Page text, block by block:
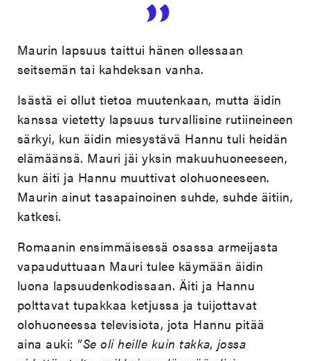
Maurin lapsuus taittui hänen ollessaan
seitsemän tai kahdeksan vanha.
Isästä ei ollut tietoa muutenkaan, mutta äidin
kanssa vietetty lapsuus turvallisine rutiineineen
särkyi, kun äidin miesystävä Hannu tuli heidän
elämäänsä. Mauri jäi yksin makuuhuoneeseen,
kun äiti ja Hannu muuttivat olohuoneeseen.
Maurin ainut tasapainoinen suhde, suhde äitiin,
katkesi.
Romaanin ensimmäisessä osassa armeijasta
vapauduttuaan Mauri tulee käymään äidin
luona lapsuudenkodissaan. Äiti ja Hannu
polttavat tupakkaa ketjussa ja tuijottavat
olohuoneessa televisiota, jota Hannu pitää
aina auki: ”Se oli heille kuin takka, jossa